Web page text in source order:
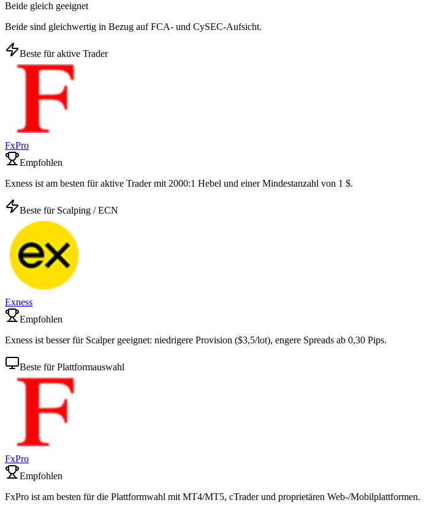
Beide gleich geeignet
Beide sind gleichwertig in Bezug auf FCA- und CySEC-Aufsicht.
Beste für aktive Trader
FxPro
Empfohlen
Exness ist am besten für aktive Trader mit 2000:1 Hebel und einer Mindestanzahl von 1 $.
Beste für Scalping / ECN
Exness
Empfohlen
Exness ist besser für Scalper geeignet: niedrigere Provision ($3,5/lot), engere Spreads ab 0,30 Pips.
Beste für Plattformauswahl
FxPro
Empfohlen
FxPro ist am besten für die Plattformwahl mit MT4/MT5, cTrader und proprietären Web-/Mobilplattformen.